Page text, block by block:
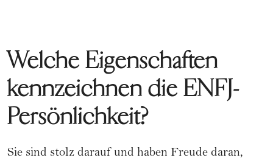
Welche Eigenschaften
kennzeichnen die ENFJ-
Persönlichkeit?
Sie sind stolz darauf und haben Freude daran,